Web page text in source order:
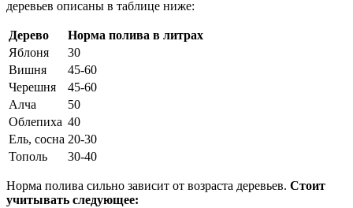
деревьев описаны в таблице ниже:
Дерево
Норма полива в литрах
Яблоня
30
Вишня
45-60
Черешня
45-60
Алча
50
Облепиха 40
Ель, сосна 20-30
Тополь
30-40
Норма полива сильно зависит от возраста деревьев. Стоит
учитывать следующее: